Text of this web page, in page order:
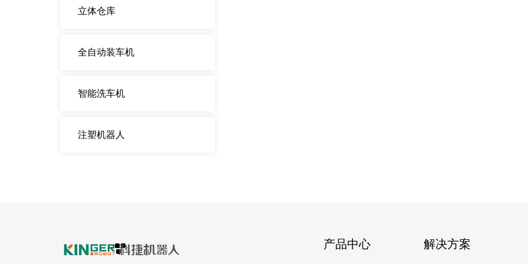
立体仓库
全自动装车机
智能洗车机
注塑机器人
产品中心 解决方案